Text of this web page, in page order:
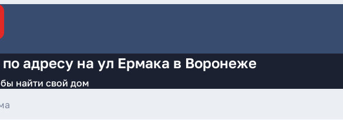
адресу на ул Ермака в Воронеже
найти свой дом